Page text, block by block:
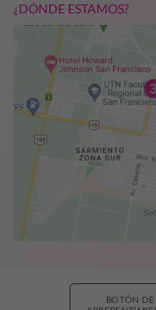
¿DÓNDE ESTAMOS?
BOTÓN DE